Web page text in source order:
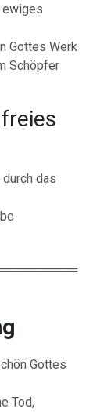
ewiges
Gottes Werk
Schöpfer
das
Gottes
Tod,